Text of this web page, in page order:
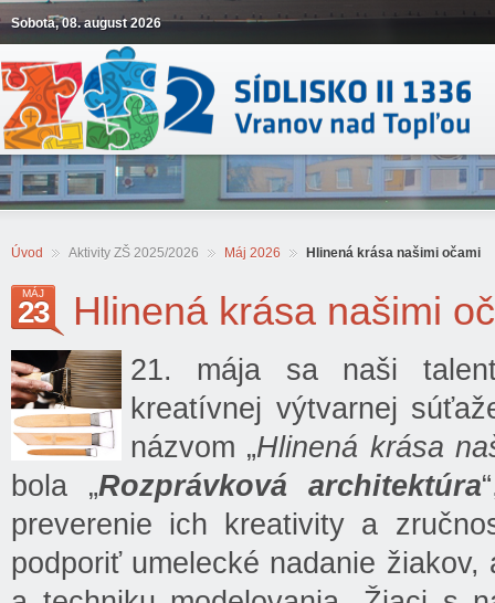
Sobota, 08. august 2026
Úvod Aktivity ZŠ 2025/2026 Máj 2026 Hlinená krása našimi očami
MÁJ
23 Hlinená krása našimi
21. mája sa naši
kreatívnej výtvarnej
názvom „Hlinená krása
bola „Rozprávková architektúra
preverenie ich kreativity a
podporiť umelecké nadanie